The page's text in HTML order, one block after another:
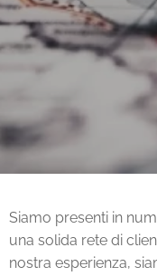
Siamo presenti in
una solida rete di
nostra esperienza,